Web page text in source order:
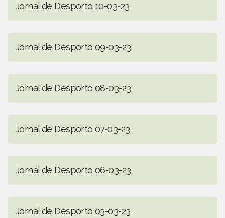
Jornal de Desporto 10-03-23
Jornal de Desporto 09-03-23
Jornal de Desporto 08-03-23
Jornal de Desporto 07-03-23
Jornal de Desporto 06-03-23
Jornal de Desporto 03-03-23